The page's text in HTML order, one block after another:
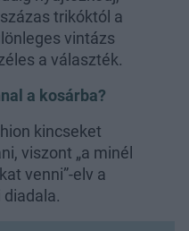
trikóktól a
vintázs
a választék.
a kosárba?
kincseket
viszont „a minél
venni”-elv a